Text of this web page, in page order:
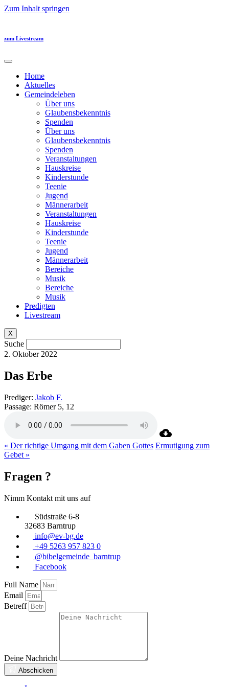
Zum Inhalt springen
zum Livestream
Home
Aktuelles
Gemeindeleben
Über uns
Glaubensbekenntnis
Spenden
Über uns
Glaubensbekenntnis
Spenden
Veranstaltungen
Hauskreise
Kinderstunde
Teenie
Jugend
Männerarbeit
Veranstaltungen
Hauskreise
Kinderstunde
Teenie
Jugend
Männerarbeit
Bereiche
Musik
Bereiche
Musik
Predigten
Livestream
X
Suche
2. Oktober 2022
Das Erbe
Prediger: Jakob F.
Passage: Römer 5, 12
« Der richtige Umgang mit dem Gaben Gottes Ermutigung zum
Gebet »
Fragen ?
Nimm Kontakt mit uns auf
Südstraße 6-8
32683 Barntrup
info@ev-bg.de
+49 5263 957 823 0
@bibelgemeinde_barntrup
Facebook
Full Name
Email
Betreff
Deine Nachricht
Abschicken